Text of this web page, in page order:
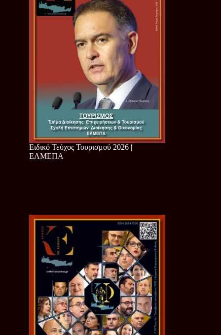
Ειδικό Τεύχος Τουρισμού 2026 |
ΕΛΜΕΠΑ